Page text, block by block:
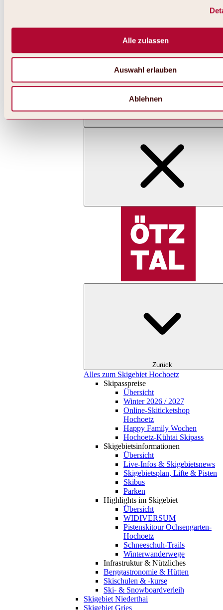
Alle zulassen
Auswahl erlauben
Ablehnen
Alles zu Skifahren & Snowboarden | Skigebiete
Skigebiet Hochoetz
Zurück
Alles zum Skigebiet Hochoetz
Skipasspreise
Übersicht
Winter 2026 / 2027
Online-Skiticketshop
Hochoetz
Happy Family Wochen
Hochoetz-Kühtai Skipass
Skigebietsinformationen
Übersicht
Live-Infos & Skigebietsnews
Skigebietsplan, Lifte & Pisten
Skibus
Parken
Highlights im Skigebiet
Übersicht
WIDIVERSUM
Pistenskitour Ochsengarten-
Hochoetz
Schneeschuh-Trails
Winterwanderwege
Infrastruktur & Nützliches
Berggastronomie & Hütten
Skischulen & -kurse
Ski- & Snowboardverleih
Skigebiet Niederthai
Skigebiet Gries